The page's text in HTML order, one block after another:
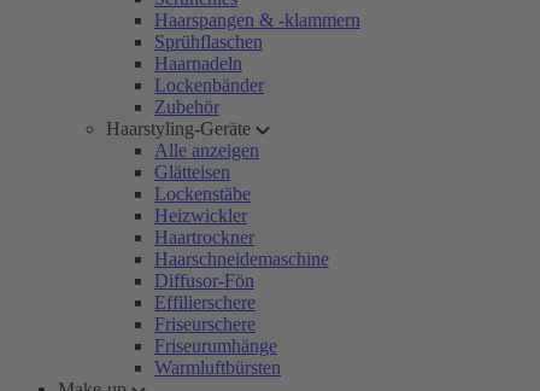
Haarspangen & -klammern
Sprühflaschen
Haarnadeln
Lockenbänder
Zubehör
Haarstyling-Geräte
Alle anzeigen
Glätteisen
Lockenstäbe
Heizwickler
Haartrockner
Haarschneidemaschine
Diffusor-Fön
Effilierschere
Friseurschere
Friseurumhänge
Warmluftbürsten